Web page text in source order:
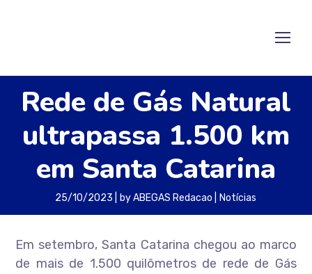
Rede de Gás Natural
ultrapassa 1.500 km
em Santa Catarina
25/10/2023 byABEGAS Redacao Notícias
Em setembro, Santa Catarina chegou ao marco
de mais de 1.500 quilômetros de rede de Gás